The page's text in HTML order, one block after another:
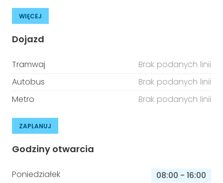
WIĘCEJ
Dojazd
Tramwaj
Brak podanych linii
Autobus
Brak podanych linii
Metro
Brak podanych linii
ZAPLANUJ
Godziny otwarcia
Poniedziałek 08:00 - 16:00